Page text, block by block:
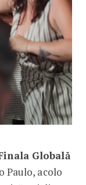
Globală
Paulo, acolo